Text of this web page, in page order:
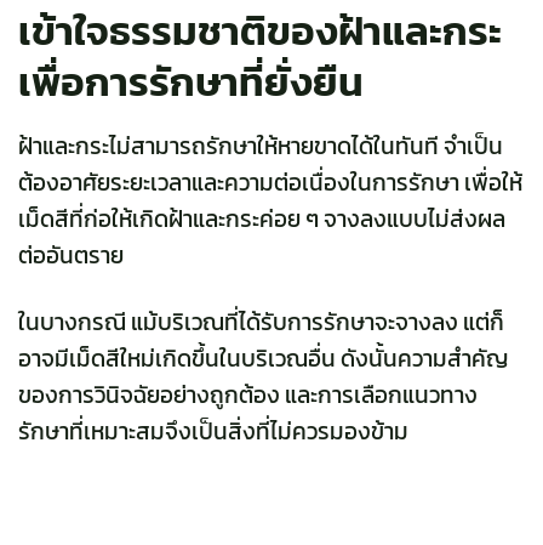
เข้าใจธรรมชาติของฝ้าและกระ
เพื่อการรักษาที่ยั่งยืน
ฝ้าและกระไม่สามารถรักษาให้หายขาดได้ในทันที จำเป็น
ต้องอาศัยระยะเวลาและความต่อเนื่องในการรักษา เพื่อให้
เม็ดสีที่ก่อให้เกิดฝ้าและกระค่อย ๆ จางลงแบบไม่ส่งผล
ต่ออันตราย
ในบางกรณี แม้บริเวณที่ได้รับการรักษาจะจางลง แต่ก็
อาจมีเม็ดสีใหม่เกิดขึ้นในบริเวณอื่น ดังนั้นความสำคัญ
ของการวินิจฉัยอย่างถูกต้อง และการเลือกแนวทาง
รักษาที่เหมาะสมจึงเป็นสิ่งที่ไม่ควรมองข้าม